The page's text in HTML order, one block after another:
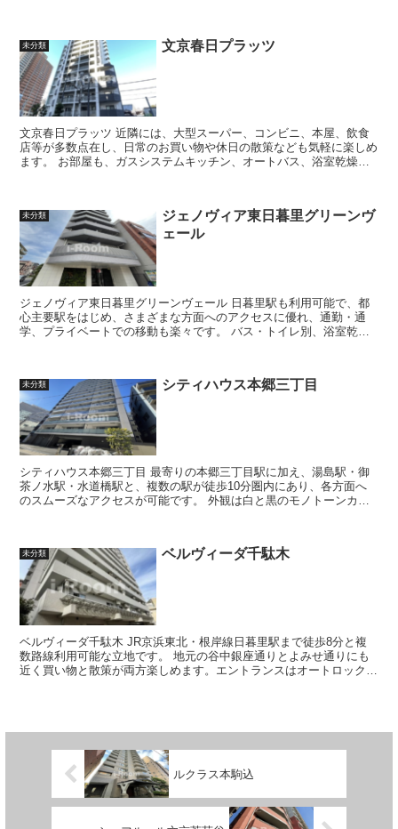
未分類 文京春日プラッツ
文京春日プラッツ 近隣には、大型スーパー、コンビニ、本屋、飲食
店等が多数点在し、日常のお買い物や休日の散策なども気軽に楽しめ
ます。 お部屋も、ガスシステムキッチン、オートバス、浴室乾燥
未分類
ジェノヴィア東日暮里グリーンヴ
ェール
ジェノヴィア東日暮里グリーンヴェール 日暮里駅も利用可能で、都
心主要駅をはじめ、さまざまな方面へのアクセスに優れ、通勤・通
学、プライベートでの移動も楽々です。 バス・トイレ別、浴室乾燥
未分類 シティハウス本郷三丁目
シティハウス本郷三丁目 最寄りの本郷三丁目駅に加え、湯島駅・御
茶ノ水駅・水道橋駅と、複数の駅が徒歩10分圏内にあり、各方面へ
のスムーズなアクセスが可能です。 外観は白と黒のモノトーンカラ
未分類 ベルヴィーダ千駄木
ベルヴィーダ千駄木 JR京浜東北・根岸線日暮里駅まで徒歩8分と複
数路線利用可能な立地です。 地元の谷中銀座通りとよみせ通りにも
近く買い物と散策が両方楽しめます。エントランスはオートロック式
ルクラス本駒込